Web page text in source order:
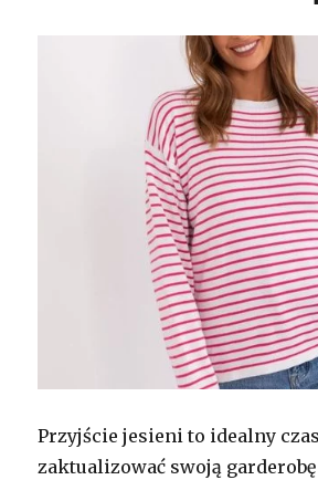
Przyjście jesieni to idealny
zaktualizować swoją garderobę